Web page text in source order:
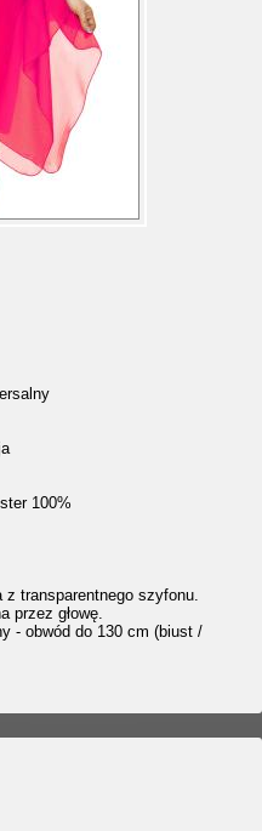
100%
transparentnego szyfonu.
przez głowę.
- obwód do 130 cm (biust /